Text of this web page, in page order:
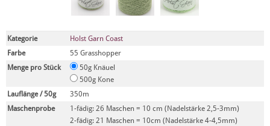
Kategorie
Holst Garn Coast
Farbe
55 Grasshopper
Menge pro Stück
50g Knäuel
500g Kone
Lauflänge / 50g
350m
Maschenprobe
1-fädig: 26 Maschen = 10 cm (Nadelstärke 2,5-3mm)
2-fädig: 21 Maschen = 10cm (Nadelstärke 4-4,5mm)